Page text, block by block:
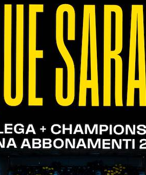
Keita e Mosca pareggiano
che un muro a tre da
Grozdanov a fare la voce
di Spirito i punti di
20-13. I muri di
con il servizio sbagliato di
salgono subito sul 3-0. La